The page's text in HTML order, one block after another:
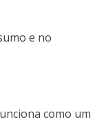
e no
como um